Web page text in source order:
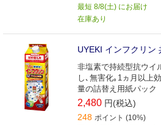
最短 8/8(土) にお届け
在庫あり
UYEKI インフクリン
非塩素で持続型抗ウイ
し､無害化｡1ヵ月以上
量の詰替え用紙パック
2,480 円(税込)
248 ポイント (10%)